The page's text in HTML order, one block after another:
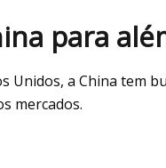
para
Unidos, a China tem
mercados.